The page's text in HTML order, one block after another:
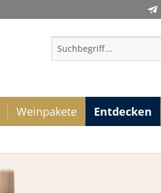
Weinpakete Entdecken